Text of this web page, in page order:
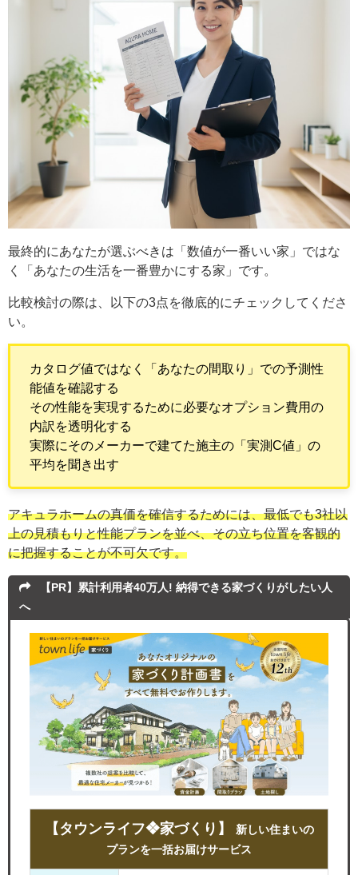
最終的にあなたが選ぶべきは「数値が一番いい家」ではな
く「あなたの生活を一番豊かにする家」です。
比較検討の際は、以下の3点を徹底的にチェックしてくださ
い。
カタログ値ではなく「あなたの間取り」での予測性
能値を確認する
その性能を実現するために必要なオプション費用の
内訳を透明化する
実際にそのメーカーで建てた施主の「実測C値」の
平均を聞き出す
アキュラホームの真価を確信するためには、最低でも3社以
上の見積もりと性能プランを並べ、その立ち位置を客観的
に把握することが不可欠です。
【PR】累計利用者40万人! 納得できる家づくりがしたい人
へ
【タウンライフ❖家づくり】
新しい住まいの
プランを一括お届けサービス